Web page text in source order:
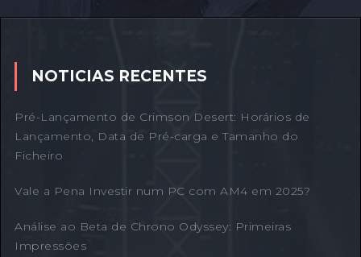
NOTICIAS RECENTES
Pré-Lançamento de Crimson Desert: Horários de
Lançamento, Data de Pré-carga e Tamanho do
Ficheiro
Vale a Pena Investir num PC com AM4 em 2025?
Análise ao Beta de Chrono Odyssey: Primeiras
Impressões